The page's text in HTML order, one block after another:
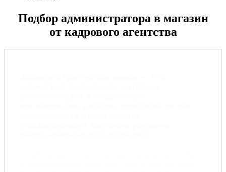
Подбор администратора в магазин
от кадрового агентства